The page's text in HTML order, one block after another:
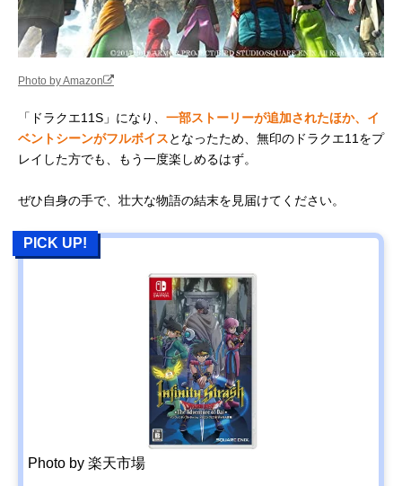
Photo by Amazon
「ドラクエ11S」になり、 一部ストーリーが追加されたほか、イ
ベントシーンがフルボイスとなったため、無印のドラクエ11をプ
レイした方でも、もう一度楽しめるはず。
ぜひ自身の手で、壮大な物語の結末を見届けてください。
PICK UP!
Photo by 楽天市場